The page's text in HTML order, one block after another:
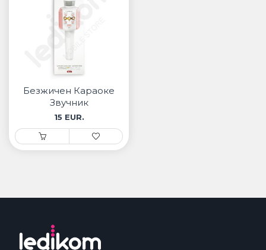
Безжичен Караоке
Звучник
15 EUR.